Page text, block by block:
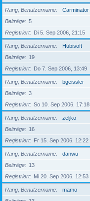
Rang, Benutzername
Carminator
Beiträge
5
Registriert
Di 5. Sep 2006, 21:15
Rang, Benutzername
Hubisoft
Beiträge
19
Registriert
Do 7. Sep 2006, 13:49
Rang, Benutzername
bgeissler
Beiträge
3
Registriert
So 10. Sep 2006, 17:18
Rang, Benutzername
zeljko
Beiträge
16
Registriert
Fr 15. Sep 2006, 12:22
Rang, Benutzername
danwu
Beiträge
13
Registriert
Mi 20. Sep 2006, 12:53
Rang, Benutzername
mamo